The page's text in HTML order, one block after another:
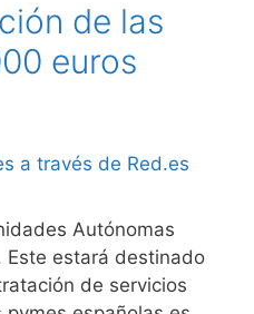
de las
euros
Autónomas
Este estará destinado
de servicios